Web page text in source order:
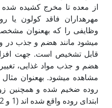
از معده تا مخرج کشیده
مهره‏داران فاقد کولون
وظایفی را که به‏عنوان
می‏شود مانند هضم و جذب در
قابل تشخیص است. جهت
هضم و جذب مواد غذایی،
مشاهده می‏شود. به‏عنوان
روده ضخیم شده و همچنین
ابتدای روده واقع شده اند (1 و 2).